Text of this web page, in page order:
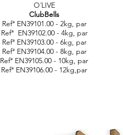
O´LIVE
ClubBells
Refª EN39101.00 - 2kg, par
Refª EN39102.00 - 4kg, par
Refª EN39103.00 - 6kg, par
Refª EN39104.00 - 8kg, par
Refª EN39105.00 - 10kg, par
Refª EN39106.00 - 12kg,par